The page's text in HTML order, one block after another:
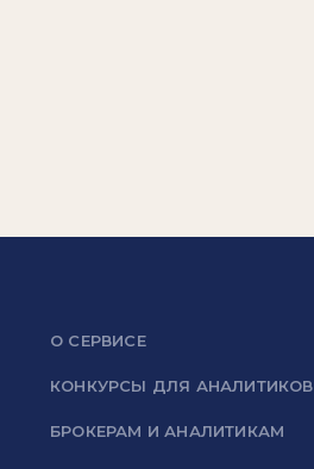
О СЕРВИСЕ
КОНКУРСЫ ДЛЯ АНАЛИТИКОВ
БРОКЕРАМ И АНАЛИТИКАМ